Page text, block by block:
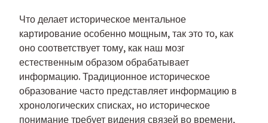
Что делает историческое ментальное
картирование особенно мощным, так это то, как
оно соответствует тому, как наш мозг
естественным образом обрабатывает
информацию. Традиционное историческое
образование часто представляет информацию в
хронологических списках, но историческое
понимание требует видения связей во времени,